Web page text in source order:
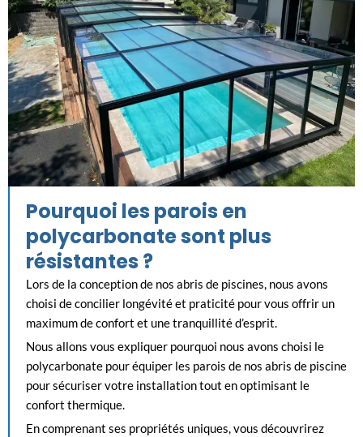
Pourquoi les parois en
polycarbonate sont plus
résistantes ?
Lors de la conception de nos abris de piscines, nous avons
choisi de concilier longévité et praticité pour vous offrir un
maximum de confort et une tranquillité d’esprit.
Nous allons vous expliquer pourquoi nous avons choisi le
polycarbonate pour équiper les parois de nos abris de piscine
pour sécuriser votre installation tout en optimisant le
confort thermique.
En comprenant ses propriétés uniques, vous découvrirez